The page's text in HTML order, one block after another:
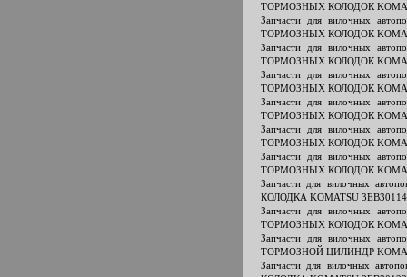
ТОРМОЗНЫХ КОЛОДОК
Запчасти для вилочных
ТОРМОЗНЫХ КОЛОДОК
Запчасти для вилочных
ТОРМОЗНЫХ КОЛОДОК
Запчасти для вилочных
ТОРМОЗНЫХ КОЛОДОК
Запчасти для вилочных
ТОРМОЗНЫХ КОЛОДОК
Запчасти для вилочных
ТОРМОЗНЫХ КОЛОДОК
Запчасти для вилочных
ТОРМОЗНЫХ КОЛОДОК
Запчасти для вилочных
КОЛОДКА KOMATSU
Запчасти для вилочных
ТОРМОЗНЫХ КОЛОДОК
Запчасти для вилочных
ТОРМОЗНОЙ ЦИЛИНДР
Запчасти для вилочных